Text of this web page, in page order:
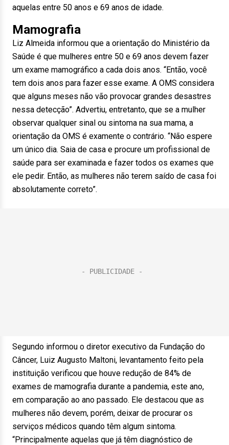
aquelas entre 50 anos e 69 anos de idade.
Mamografia
Liz Almeida informou que a orientação do Ministério da
Saúde é que mulheres entre 50 e 69 anos devem fazer
um exame mamográfico a cada dois anos. “Então, você
tem dois anos para fazer esse exame. A OMS considera
que alguns meses não vão provocar grandes desastres
nessa detecção”. Advertiu, entretanto, que se a mulher
observar qualquer sinal ou sintoma na sua mama, a
orientação da OMS é examente o contrário. “Não espere
um único dia. Saia de casa e procure um profissional de
saúde para ser examinada e fazer todos os exames que
ele pedir. Então, as mulheres não terem saído de casa foi
absolutamente correto”.
Segundo informou o diretor executivo da Fundação do
Câncer, Luiz Augusto Maltoni, levantamento feito pela
instituição verificou que houve redução de 84% de
exames de mamografia durante a pandemia, este ano,
em comparação ao ano passado. Ele destacou que as
mulheres não devem, porém, deixar de procurar os
serviços médicos quando têm algum sintoma.
“Principalmente aquelas que já têm diagnóstico de